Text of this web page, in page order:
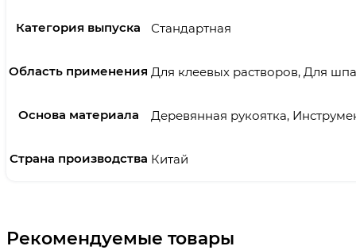
Категория выпуска Стандартная
Область применения Для клеевых растворов, Для
Основа материала Деревянная рукоятка,
Страна производства Китай
Рекомендуемые товары